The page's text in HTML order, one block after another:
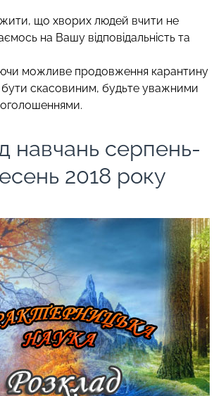
що хворих людей вчити не
на Вашу відповідальність та
можливе продовження карантину
скасовиним, будьте уважними
оголошеннями.
навчань серпень-
2018 року